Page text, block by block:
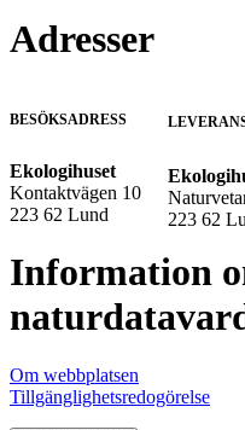
Adresser
BESÖKSADRESS
Ekologihuset
Kontaktvägen 10
223 62 Lund
223 62
Information
Om webbplatsen
Tillgänglighetsredogörelse